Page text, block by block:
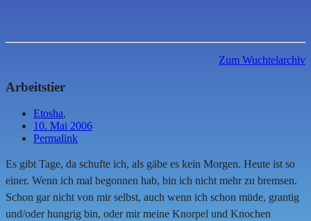
Zum Wuchtelarchiv
Arbeitstier
Etosha,
10. Mai 2006
Permalink
Es gibt Tage, da schufte ich, als gäbe es kein Morgen. Heute ist so
einer. Wenn ich mal begonnen hab, bin ich nicht mehr zu bremsen.
Schon gar nicht von mir selbst, auch wenn ich schon müde, grantig
und/oder hungrig bin, oder mir meine Knorpel und Knochen